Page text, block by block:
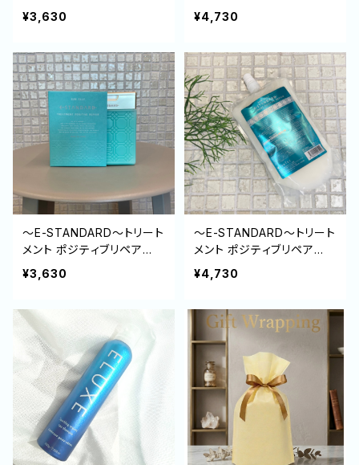
250ml
¥3,630
500ml (詰め替え)
¥4,730
～E-STANDARD～トリート
メント ポジティブリペア
（緑）250g
¥3,630
～E-STANDARD～トリート
メント ポジティブリペア
（緑） 500g (詰め替え)
¥4,730